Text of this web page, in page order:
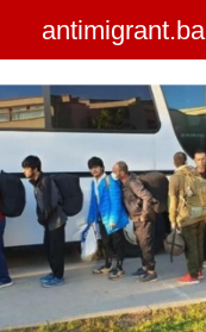
antimigrant.ba